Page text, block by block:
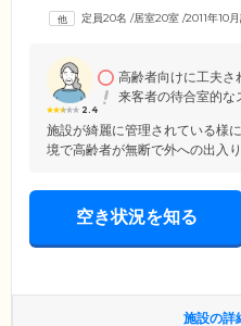
できるよう、入居金は一切不要
定員20名 /居室20室 /2011年10
2.4
高齢者向けに工夫さ
来客者の待合室的な
施設が綺麗に管理されている様
境で高齢者が無断で外への出入
空き状況を知る
施設の詳